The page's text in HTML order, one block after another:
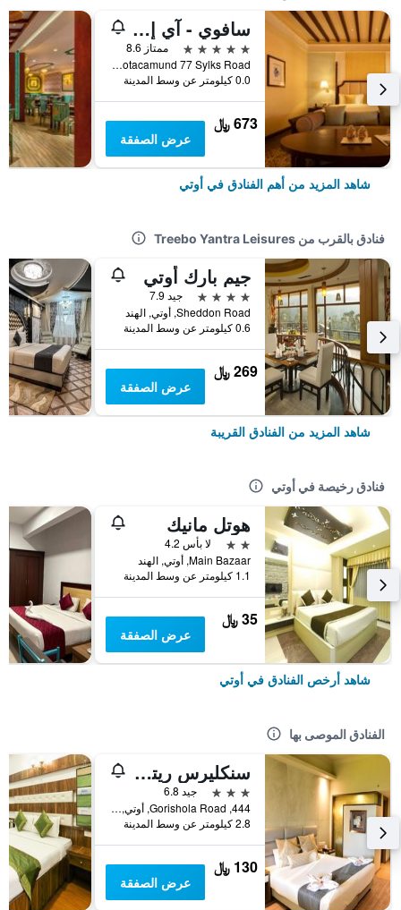
سافوي - آي إتش سي إل سيليكشنز
5 نجوم
ممتاز 8.6
Ootacamund 77 Sylks Road, أوتي, الهند
0.0 كيلومتر عن وسط المدينة
673 ﷼
عرض الصفقة
شاهد المزيد من أهم الفنادق في أوتي
فنادق بالقرب من Treebo Yantra Leisures
جيم بارك أوتي
4 نجوم
جيد 7.9
Sheddon Road, أوتي, الهند
0.6 كيلومتر عن وسط المدينة
269 ﷼
عرض الصفقة
شاهد المزيد من الفنادق القريبة
فنادق رخيصة في أوتي
هوتل مانيك
2 نجمتين
لا بأس 4.2
Main Bazaar, أوتي, الهند
1.1 كيلومتر عن وسط المدينة
35 ﷼
عرض الصفقة
شاهد أرخص الفنادق في أوتي
الفنادق الموصى بها
سنكليرس ريترييت أوتي
3 نجوم
جيد 6.8
444, Gorishola Road, أوتي, الهند
2.8 كيلومتر عن وسط المدينة
130 ﷼
عرض الصفقة